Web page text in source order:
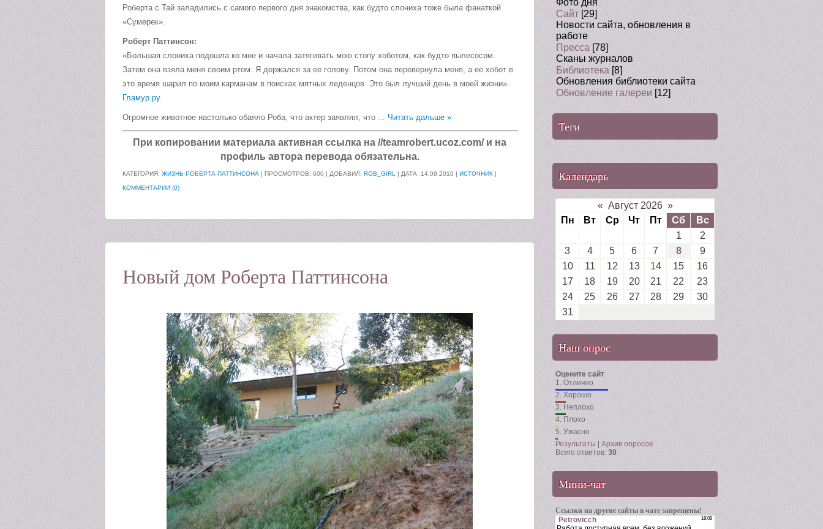
Роберта с Тай заладились с самого первого дня знакомства, как будто слониха тоже была фанаткой
«Сумерек».
Роберт Паттинсон:
«Большая слониха подошла ко мне и начала затягивать мою стопу хоботом, как будто пылесосом.
Затем она взяла меня своим ртом. Я держался за ее голову. Потом она перевернула меня, а ее хобот в
это время шарил по моим карманам в поисках мятных леденцов. Это был лучший день в моей жизни».
Гламур.ру
Огромное животное настолько обаяло Роба, что актер заявлял, что ... Читать дальше »
При копировании материала активная ссылка на //teamrobert.ucoz.com/ и на
профиль автора перевода обязательна.
КАТЕГОРИЯ: ЖИЗНЬ РОБЕРТА ПАТТИНСОНА | ПРОСМОТРОВ: 600 | ДОБАВИЛ: ROB_GIRL | ДАТА: 14.09.2010 ИСТОЧНИК
КОММЕНТАРИИ (0)
Новый дом Роберта Паттинсона
Фото дня
Сайт [29]
Новости сайта, обновления в
работе
Пресса [78]
Сканы журналов
Библиотека [8]
Обновления библиотеки сайта
Обновление галереи [12]
Теги
Календарь
« Август 2026 »
Пн
Вт Ср Чт Пт Сб
Вс
1
2
3
4 5 6 7 8
9
10
11 12 13 14 15
16
17
18 19 20 21 22
23
24
25 26 27 28 29
30
31
Наш опрос
Оцените сайт
1. Отлично
2. Хорошо
3. Неплохо
4. Плохо
5. Ужасно
Результаты
Архив опросов
Всего ответов: 30
Мини-чат
Ссылки на другие сайты в чате запрещены!